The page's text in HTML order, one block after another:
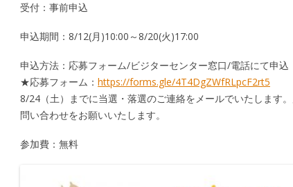
受付：事前申込
申込期間：8/12(月)10:00～8/20(火)17:00
申込方法：応募フォーム/ビジターセンター窓口/電話にて申込
★応募フォーム： https://forms.gle/4T4DgZWfRLpcF2rt5
8/24（土）までに当選・落選のご連絡をメールでいたします
問い合わせをお願いいたします。
参加費：無料